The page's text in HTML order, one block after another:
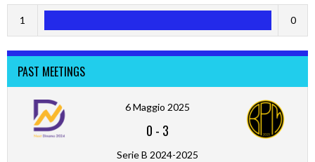
1 0
PAST MEETINGS
6 Maggio 2025
0 - 3
Serie B 2024-2025